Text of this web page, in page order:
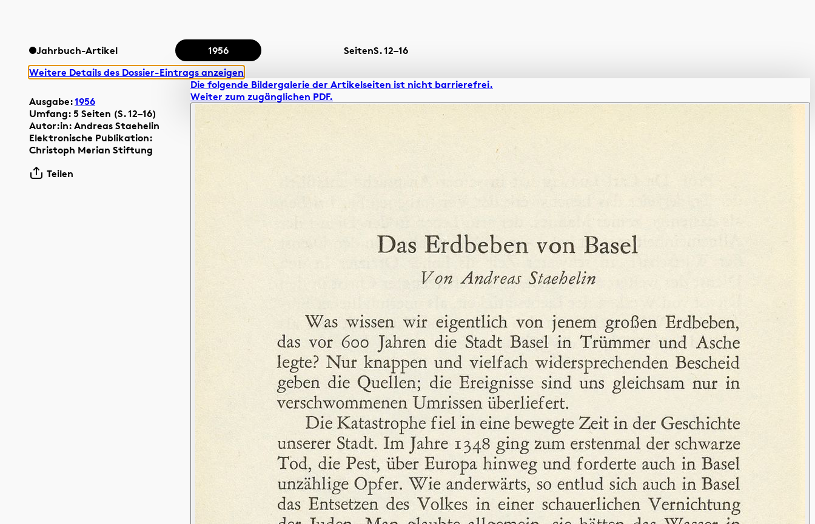
Jahrbuch-Artikel 1956 SeitenS.12–16
Weitere Details des Dossier-Eintrags anzeigen
Ausgabe:1956
Umfang: 5 Seiten (S. 12–16)
Autor:in: Andreas Staehelin
Elektronische Publikation:
Christoph Merian Stiftung
Teilen
Die folgende Bildergalerie der Artikelseiten ist nicht barrierefrei.
Weiter zum zugänglichen PDF.